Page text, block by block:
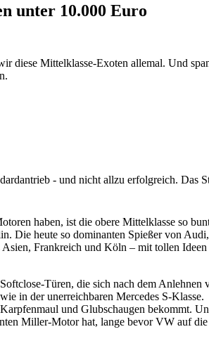
unter 10.000 Euro
diese Mittelklasse-Exoten allemal. Und
- und nicht allzu erfolgreich. Das
haben, ist die obere Mittelklasse so
Die heute so dominanten Spießer von Audi,
Frankreich und Köln – mit tollen Ideen
Türen, die sich nach dem Anlehnen
in der unerreichbaren Mercedes S-Klasse.
und Glubschaugen bekommt.
Miller-Motor hat, lange bevor VW auf die